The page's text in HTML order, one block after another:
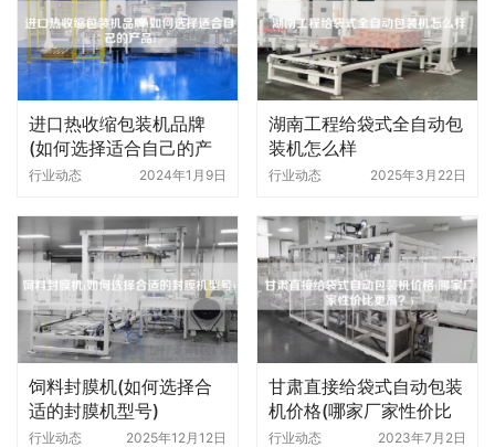
进口热收缩包装机品牌
(如何选择适合自己的产
品)
行业动态 2024年1月9日
湖南工程给袋式全自动包
装机怎么样
行业动态 2025年3月22日
饲料封膜机(如何选择合
适的封膜机型号)
行业动态 2025年12月12日
甘肃直接给袋式自动包装
机价格(哪家厂家性价比
更高)
行业动态 2023年7月2日